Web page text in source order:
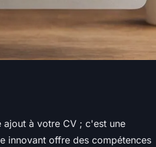
ajout à votre CV ; c'est une
innovant offre des compétences